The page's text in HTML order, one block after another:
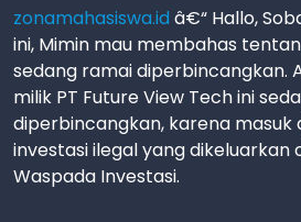
zonamahasiswa.id â€“ Hallo,
ini, Mimin mau membahas
sedang ramai diperbincangkan.
milik PT Future View Tech ini
diperbincangkan, karena
investasi ilegal yang dikeluarkan
Waspada Investasi.